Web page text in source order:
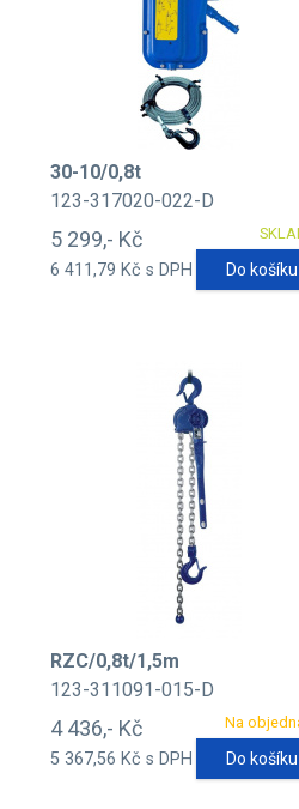
30-10/0,8t
123-317020-022-D
5 299,- Kč
6 411,79 Kč s DPH Do košíku
RZC/0,8t/1,5m
123-311091-015-D
Na
4 436,- Kč
5 367,56 Kč s DPH Do košíku